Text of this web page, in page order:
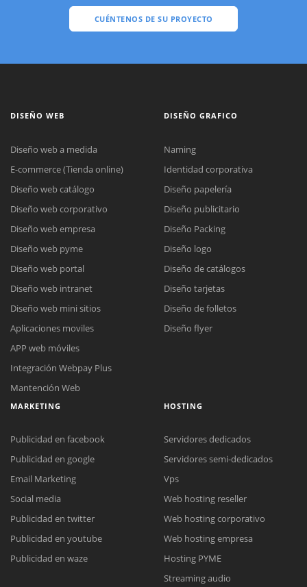
CUÉNTENOS DE SU PROYECTO
Reunión online
Meet para la reunión online.
Cotización
Chat Online
Todos nuestros ejecutivos están fuera de línea. Complete el formulario
DISEÑO WEB
Diseño web a medida
E-commerce (Tienda online)
Diseño web catálogo
Diseño web corporativo
Diseño web empresa
Diseño web pyme
Diseño web portal
Diseño web intranet
Diseño web mini sitios
Aplicaciones moviles
APP web móviles
Integración Webpay Plus
Mantención Web
DISEÑO GRAFICO
Naming
Identidad corporativa
Diseño papelería
Diseño publicitario
Diseño Packing
Diseño logo
Diseño de catálogos
Diseño tarjetas
Diseño de folletos
Diseño flyer
MARKETING
Publicidad en facebook
Publicidad en google
Email Marketing
Social media
Publicidad en twitter
Publicidad en youtube
Publicidad en waze
HOSTING
Servidores dedicados
Servidores semi-dedicados
Vps
Web hosting reseller
Web hosting corporativo
Web hosting empresa
Hosting PYME
Streaming audio